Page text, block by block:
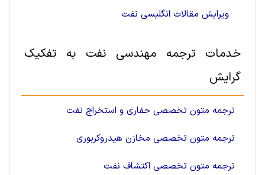
ویرایش مقالات انگلیسی نفت
خدمات ترجمه مهندسی نفت به تفکیک
گرایش
ترجمه متون تخصصی حفاری و استخراج نفت
ترجمه متون تخصصی مخازن هیدروکربوری
ترجمه متون تخصصی اکتشاف نفت